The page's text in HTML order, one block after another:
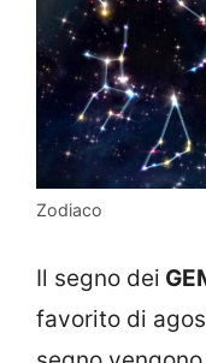
Zodiaco
Il segno dei
favorito di